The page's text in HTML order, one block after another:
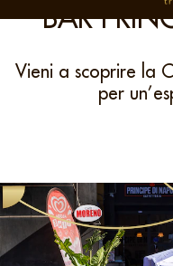
BAR
Vieni a scoprire la
per